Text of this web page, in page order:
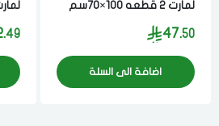
لمارت 2 قطعه 100×70سم
47.50
اضافة الى السلة
49
لقد قرأت ووافقت علىالشروط
مسح البيانات